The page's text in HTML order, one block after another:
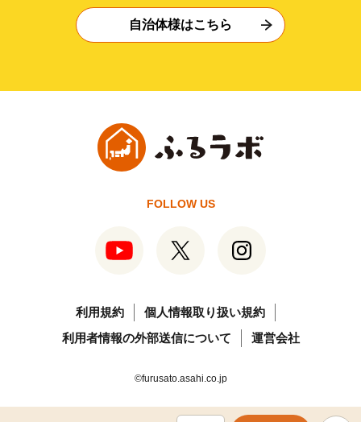
自治体様はこちら
FOLLOW US
利用規約
個人情報取り扱い規約
利用者情報の外部送信について
運営会社
©furusato.asahi.co.jp